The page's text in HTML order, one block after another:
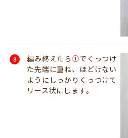
編み終えたら①でくっつけ
た先端に重ね、ほどけない
ようにしっかりくっつけて
リース状にします。